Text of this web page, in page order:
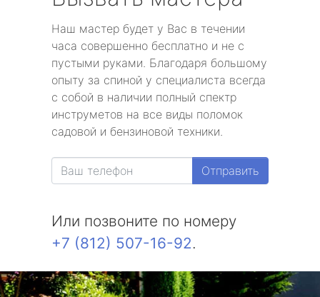
Наш мастер будет у Вас в течении
часа совершенно бесплатно и не с
пустыми руками. Благодаря большому
опыту за спиной у специалиста всегда
с собой в наличии полный спектр
инструметов на все виды поломок
садовой и бензиновой техники.
Отправить
Или позвоните по номеру
+7 (812) 507-16-92.